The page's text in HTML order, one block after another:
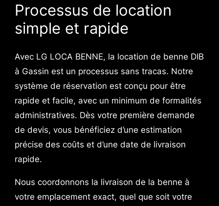
Processus de location
simple et rapide
Avec LG LOCA BENNE, la location de benne DIB
à Gassin est un processus sans tracas. Notre
système de réservation est conçu pour être
rapide et facile, avec un minimum de formalités
administratives. Dès votre première demande
de devis, vous bénéficiez d’une estimation
précise des coûts et d’une date de livraison
rapide.
Nous coordonnons la livraison de la benne à
votre emplacement exact, quel que soit votre